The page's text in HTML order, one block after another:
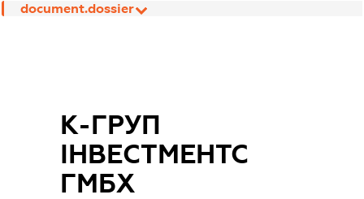
document.dossier
К-ГРУП
ІНВЕСТМЕНТС
ГМБХ